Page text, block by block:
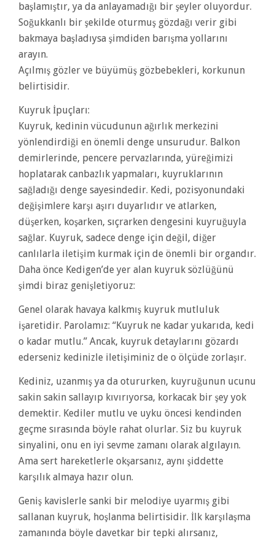
başlamıştır, ya da anlayamadığı bir şeyler oluyordur.
Soğukkanlı bir şekilde oturmuş gözdağı verir gibi
bakmaya başladıysa şimdiden barışma yollarını
arayın.
Açılmış gözler ve büyümüş gözbebekleri, korkunun
belirtisidir.
Kuyruk İpuçları:
Kuyruk, kedinin vücudunun ağırlık merkezini
yönlendirdiği en önemli denge unsurudur. Balkon
demirlerinde, pencere pervazlarında, yüreğimizi
hoplatarak canbazlık yapmaları, kuyruklarının
sağladığı denge sayesindedir. Kedi, pozisyonundaki
değişimlere karşı aşırı duyarlıdır ve atlarken,
düşerken, koşarken, sıçrarken dengesini kuyruğuyla
sağlar. Kuyruk, sadece denge için değil, diğer
canlılarla iletişim kurmak için de önemli bir organdır.
Daha önce Kedigen’de yer alan kuyruk sözlüğünü
şimdi biraz genişletiyoruz:
Genel olarak havaya kalkmış kuyruk mutluluk
işaretidir. Parolamız: “Kuyruk ne kadar yukarıda, kedi
o kadar mutlu.” Ancak, kuyruk detaylarını gözardı
ederseniz kedinizle iletişiminiz de o ölçüde zorlaşır.
Kediniz, uzanmış ya da otururken, kuyruğunun ucunu
sakin sakin sallayıp kıvırıyorsa, korkacak bir şey yok
demektir. Kediler mutlu ve uyku öncesi kendinden
geçme sırasında böyle rahat olurlar. Siz bu kuyruk
sinyalini, onu en iyi sevme zamanı olarak algılayın.
Ama sert hareketlerle okşarsanız, aynı şiddette
karşılık almaya hazır olun.
Geniş kavislerle sanki bir melodiye uyarmış gibi
sallanan kuyruk, hoşlanma belirtisidir. İlk karşılaşma
zamanında böyle davetkar bir tepki alırsanız,